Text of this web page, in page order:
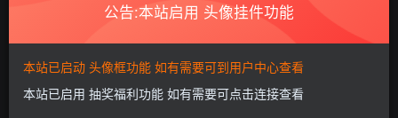
360导航UC浏览器为色情低俗
公告:本站启用 头像挂件功能
本站已启动 头像框功能 如有需要可到用户中心查看
本站已启用 抽奖福利功能 如有需要可点击连接查看